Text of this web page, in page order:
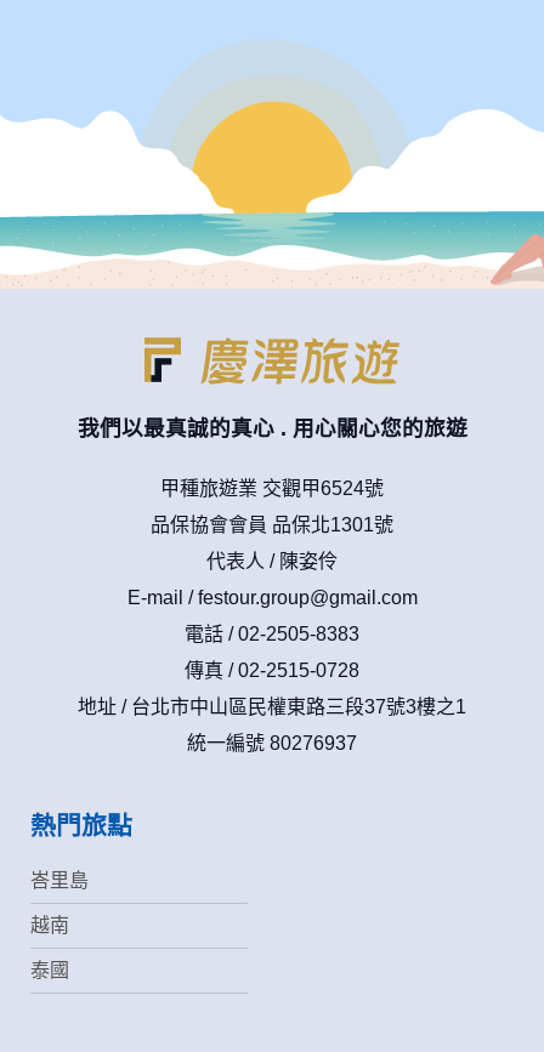
我們以最真誠的真心 . 用心關心您的旅遊
甲種旅遊業 交觀甲6524號
品保協會會員 品保北1301號
代表人 / 陳姿伶
E-mail /festour.group@gmail.com
電話 / 02-2505-8383
傳真 / 02-2515-0728
地址 / 台北市中山區民權東路三段37號3樓之1
統一編號 80276937
熱門旅點
峇里島
越南
泰國